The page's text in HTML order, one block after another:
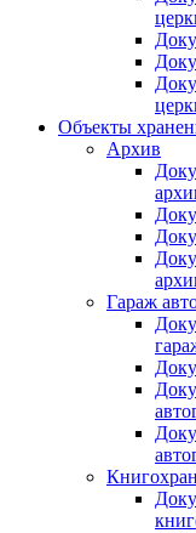
Объекты
Архив
Гараж